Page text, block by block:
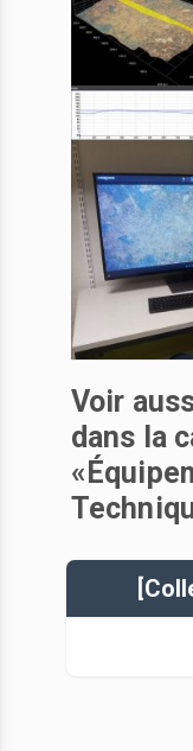
Voir
dans la